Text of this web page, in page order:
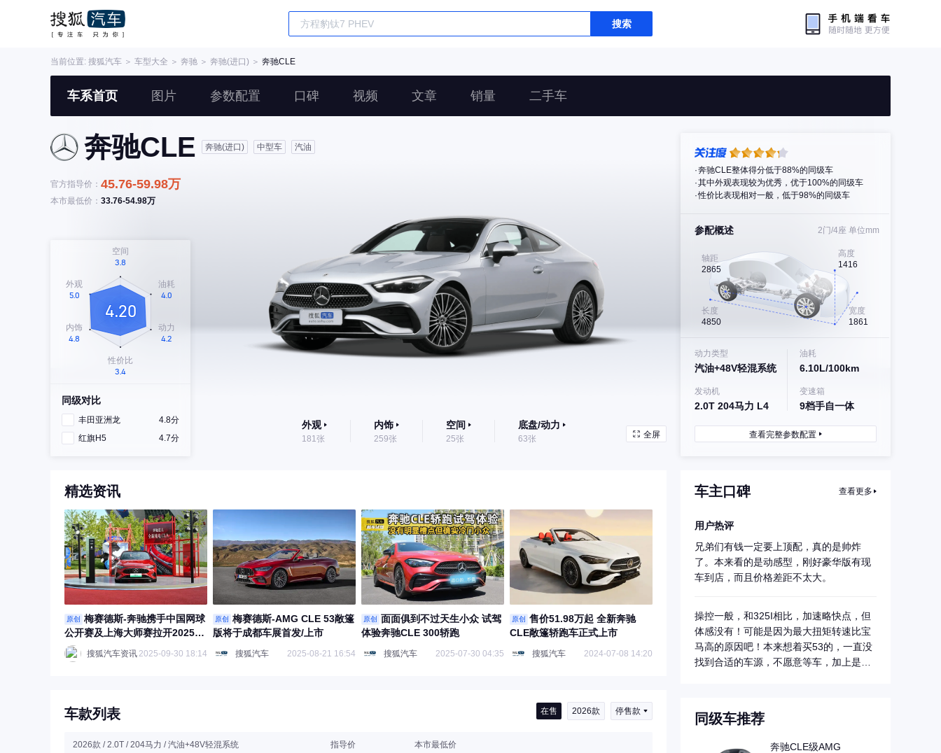
搜索
当前位置: 搜狐汽车 ＞ 车型大全 ＞ 奔驰 ＞ 奔驰(进口) ＞ 奔驰CLE
车系首页 图片 参数配置 口碑 视频 文章 销量 二手车
奔驰CLE 奔驰(进口) 中型车 汽油
官方指导价： 45.76-59.98万
本市最低价： 33.76-54.98万
同级对比
丰田亚洲龙
4.8分
红旗H5
4.7分
外观
181张
内饰
259张
空间
25张
底盘/动力
63张 全屏
奔驰CLE整体得分低于88%的同级车
其中外观表现较为优秀，优于100%的同级车
性价比表现相对一般，低于98%的同级车
参配概述 2门/4座 单位mm
轴距
2865
高度
1416
长度
4850
宽度
1861
动力类型
汽油+48V轻混系统
油耗
6.10L/100km
发动机
2.0T 204马力 L4
变速箱
9档手自一体
查看完整参数配置
精选资讯
原创
梅赛德斯-奔驰携手中国网球
公开赛及上海大师赛拉开2025网
球季战幕
搜狐汽车资讯2025-09-30 18:14
原创
梅赛德斯-AMG CLE 53敞篷
版将于成都车展首发/上市
搜狐汽车 2025-08-21 16:54
原创
面面俱到不过天生小众 试驾
体验奔驰CLE 300轿跑
搜狐汽车 2025-07-30 04:35
原创
售价51.98万起 全新奔驰
CLE敞篷轿跑车正式上市
搜狐汽车 2024-07-08 14:20
车款列表 在售 2026款 停售款
2026款 / 2.0T / 204马力 / 汽油+48V轻混系统 指导价 本市最低价
车主口碑 查看更多
用户热评
兄弟们有钱一定要上顶配，真的是帅炸
了。本来看的是动感型，刚好豪华版有现
车到店，而且价格差距不太大。
操控一般，和325I相比，加速略快点，但
体感没有！可能是因为最大扭矩转速比宝
马高的原因吧！本来想着买53的，一直没
找到合适的车源，不愿意等车，加上是给
同级车推荐
奔驰CLE级AMG